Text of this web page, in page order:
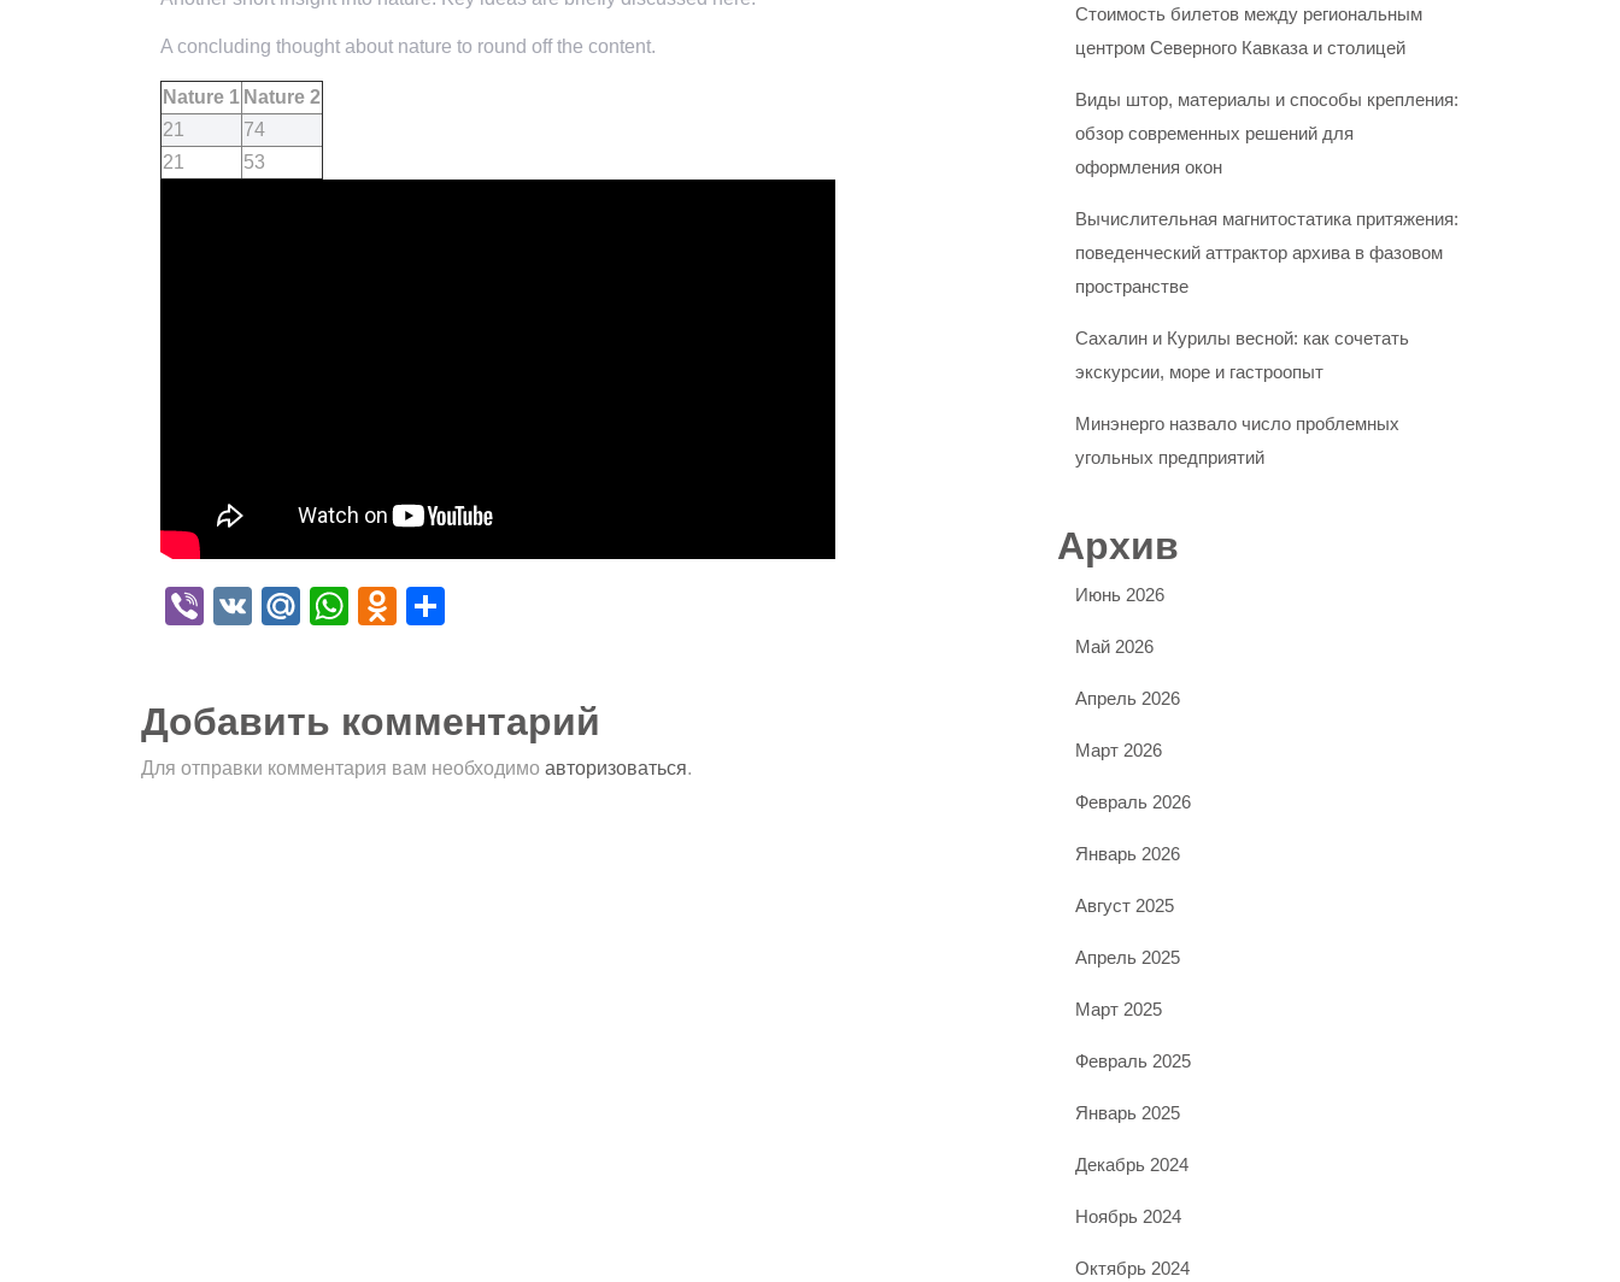
A concluding thought about nature to round off the content.
Nature 1 Nature 2
21
74
21
53
Viber
VK Mail.Ru
WhatsApp
Odnoklassniki
Добавить комментарий
Для отправки комментария вам необходимо авторизоваться.
Стоимость билетов между региональным
центром Северного Кавказа и столицей
Виды штор, материалы и способы крепления:
обзор современных решений для
оформления окон
Вычислительная магнитостатика притяжения:
поведенческий аттрактор архива в фазовом
пространстве
Сахалин и Курилы весной: как сочетать
экскурсии, море и гастроопыт
Минэнерго назвало число проблемных
угольных предприятий
Архив
Июнь 2026
Май 2026
Апрель 2026
Март 2026
Февраль 2026
Январь 2026
Август 2025
Апрель 2025
Март 2025
Февраль 2025
Январь 2025
Декабрь 2024
Ноябрь 2024
Октябрь 2024